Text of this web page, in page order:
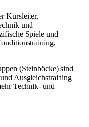
Kursleiter,
und
Spiele und
(Steinböcke) sind
Ausgleichstraining
Technik- und